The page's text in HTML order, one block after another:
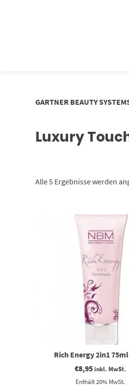
GARTNER BEAUTY
Luxury
Alle 5 Ergebnisse werden
Rich Energy 2in1
€8,95 inkl. MwSt.
Enthält 20% MwSt.